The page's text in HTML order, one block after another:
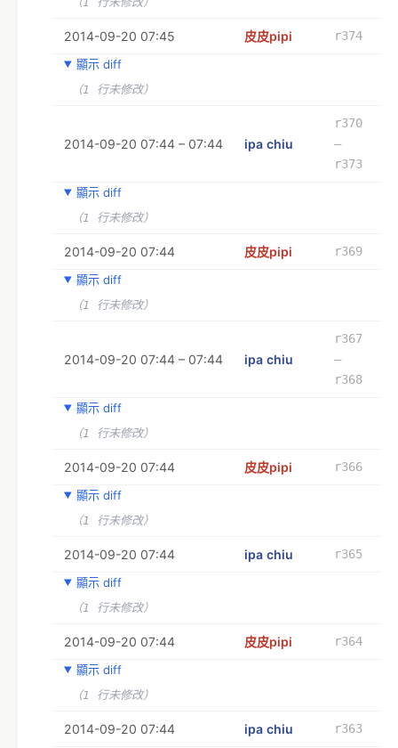
2014-09-20 07:45 皮皮pipi
r374
顯示 diff
（1 行未修改）
2014-09-20 07:44 – 07:44 ipa chiu
r370
–
r373
顯示 diff
（1 行未修改）
2014-09-20 07:44 皮皮pipi
r369
顯示 diff
（1 行未修改）
2014-09-20 07:44 – 07:44 ipa chiu
r367
–
r368
顯示 diff
（1 行未修改）
2014-09-20 07:44 皮皮pipi
r366
顯示 diff
（1 行未修改）
2014-09-20 07:44 ipa chiu
r365
顯示 diff
（1 行未修改）
2014-09-20 07:44 皮皮pipi
r364
顯示 diff
（1 行未修改）
2014-09-20 07:44 ipa chiu
r363